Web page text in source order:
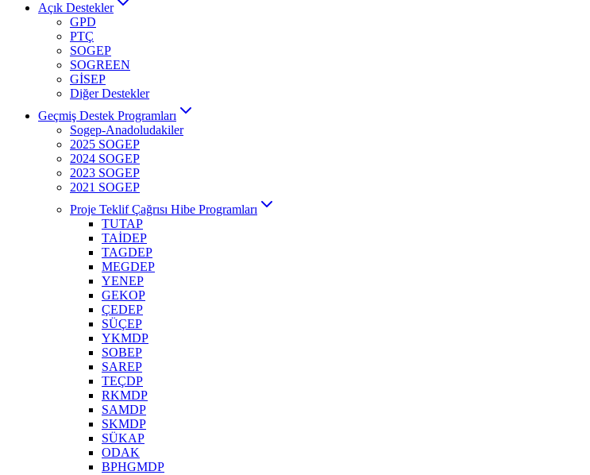
Açık Destekler
GPD
PTÇ
SOGEP
SOGREEN
GİSEP
Diğer Destekler
Geçmiş Destek Programları
Sogep-Anadoludakiler
2025 SOGEP
2024 SOGEP
2023 SOGEP
2021 SOGEP
Proje Teklif Çağrısı Hibe Programları
TUTAP
TAİDEP
TAGDEP
MEGDEP
YENEP
GEKOP
ÇEDEP
SÜÇEP
YKMDP
SOBEP
SAREP
TEÇDP
RKMDP
SAMDP
SKMDP
SÜKAP
ODAK
BPHGMDP